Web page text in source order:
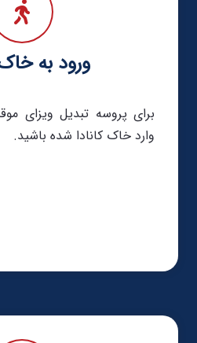
ورود به خاک
برای پروسه تبدیل ویزای
وارد خاک کانادا شده باشید.